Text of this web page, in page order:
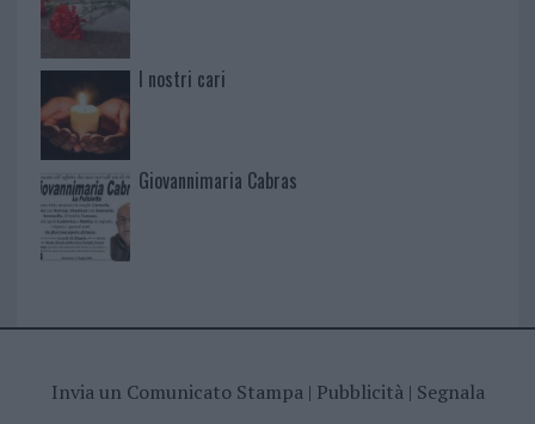
I nostri cari
Giovannimaria Cabras
Invia un Comunicato Stampa| Pubblicità| Segnala